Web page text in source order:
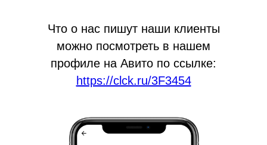
Что о нас пишут наши клиенты
можно посмотреть в нашем
профиле на Авито по ссылке:
https://clck.ru/3F3454